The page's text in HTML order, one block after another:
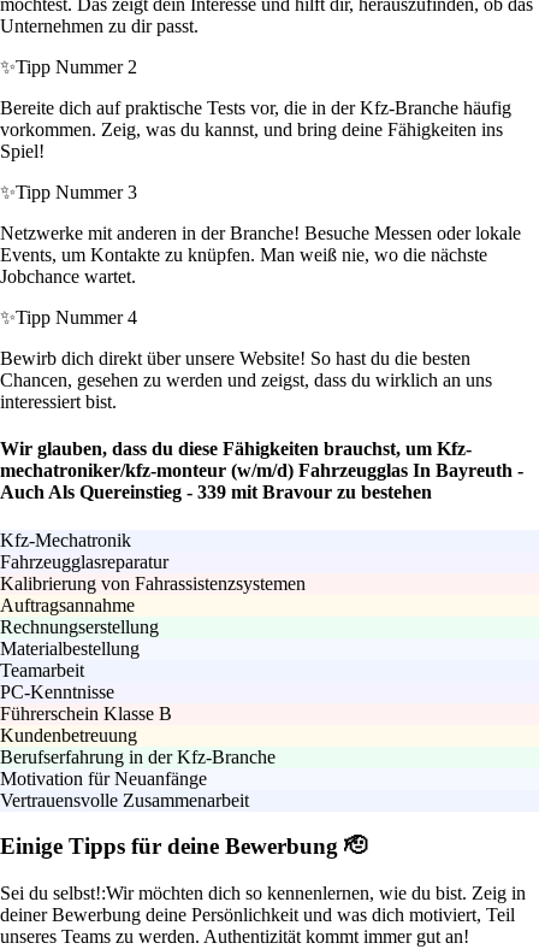
möchtest. Das zeigt dein Interesse und hilft dir, herauszufinden, ob das
Unternehmen zu dir passt.
✨Tipp Nummer 2
Bereite dich auf praktische Tests vor, die in der Kfz-Branche häufig
vorkommen. Zeig, was du kannst, und bring deine Fähigkeiten ins
Spiel!
✨Tipp Nummer 3
Netzwerke mit anderen in der Branche! Besuche Messen oder lokale
Events, um Kontakte zu knüpfen. Man weiß nie, wo die nächste
Jobchance wartet.
✨Tipp Nummer 4
Bewirb dich direkt über unsere Website! So hast du die besten
Chancen, gesehen zu werden und zeigst, dass du wirklich an uns
interessiert bist.
Wir glauben, dass du diese Fähigkeiten brauchst, um Kfz-
mechatroniker/kfz-monteur (w/m/d) Fahrzeugglas In Bayreuth -
Auch Als Quereinstieg - 339 mit Bravour zu bestehen
Kfz-Mechatronik
Fahrzeugglasreparatur
Kalibrierung von Fahrassistenzsystemen
Auftragsannahme
Rechnungserstellung
Materialbestellung
Teamarbeit
PC-Kenntnisse
Führerschein Klasse B
Kundenbetreuung
Berufserfahrung in der Kfz-Branche
Motivation für Neuanfänge
Vertrauensvolle Zusammenarbeit
Einige Tipps für deine Bewerbung 🫡
Sei du selbst!:Wir möchten dich so kennenlernen, wie du bist. Zeig in
deiner Bewerbung deine Persönlichkeit und was dich motiviert, Teil
unseres Teams zu werden. Authentizität kommt immer gut an!